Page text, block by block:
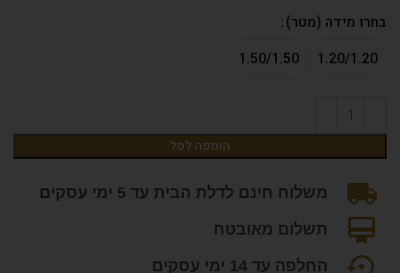
בחרו מידה (מטר)
1.20/1.20
1.50/1.50
הוספה לסל
משלוח חינם לדלת הבית עד 5 ימי עסקים
תשלום מאובטח
החלפה עד 14 ימי עסקים